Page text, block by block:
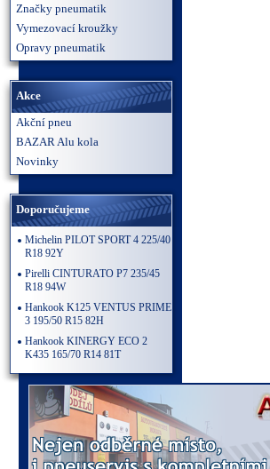
Značky pneumatik
Vymezovací kroužky
Opravy pneumatik
Akce
Akční pneu
BAZAR Alu kola
Novinky
Doporučujeme
Michelin PILOT SPORT 4 225/40
R18 92Y
Pirelli CINTURATO P7 235/45
R18 94W
Hankook K125 VENTUS PRIME
3 195/50 R15 82H
Hankook KINERGY ECO 2
K435 165/70 R14 81T